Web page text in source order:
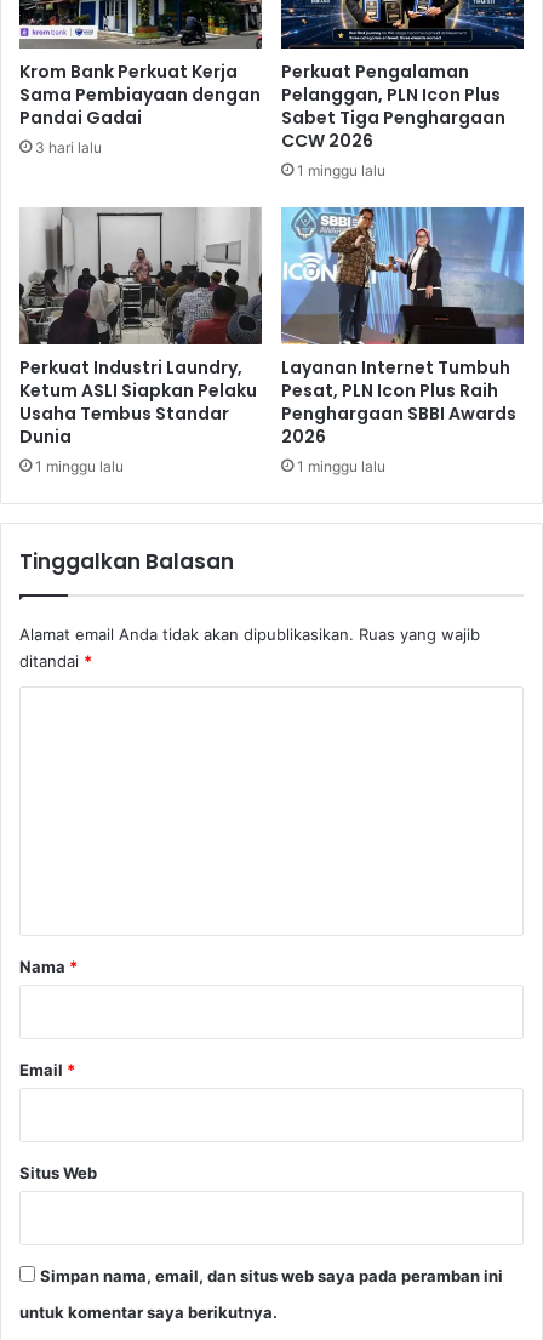
e
t
e
l
a
1
A
i
l
e
n
u
k
E
P
i
w
i
s
a
t
a
Krom Bank Perkuat Kerja
Sama Pembiayaan dengan
Pandai Gadai
3 hari lalu
Perkuat Pengalaman
Pelanggan, PLN Icon Plus
Sabet Tiga Penghargaan
CCW 2026
1 minggu lalu
Perkuat Industri Laundry,
Ketum ASLI Siapkan Pelaku
Usaha Tembus Standar
Dunia
1 minggu lalu
Layanan Internet Tumbuh
Pesat, PLN Icon Plus Raih
Penghargaan SBBI Awards
2026
1 minggu lalu
Tinggalkan Balasan
Alamat email Anda tidak akan dipublikasikan. Ruas yang wajib
ditandai *
rNama *
Email *
Situs Web
Simpan nama, email, dan situs web saya pada peramban ini
untuk komentar saya berikutnya.